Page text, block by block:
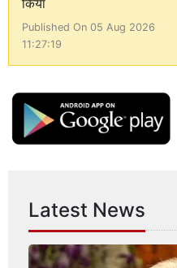
किया
Published On 05 Aug 2026
11:27:19
Latest News